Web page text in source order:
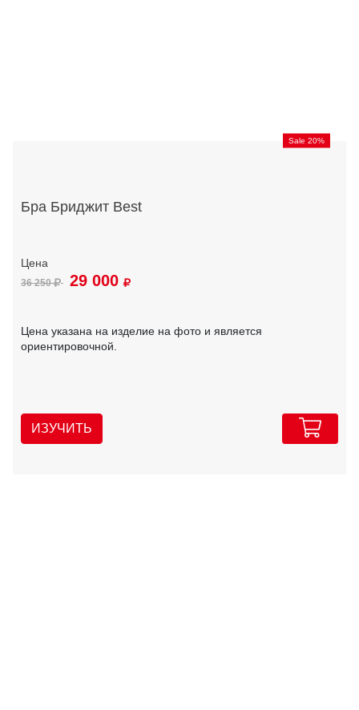
Sale 20%
Бра Бриджит Best
36 250 29 000
Цена указана на изделие на фото и является
ориентировочной.
ИЗУЧИТЬ